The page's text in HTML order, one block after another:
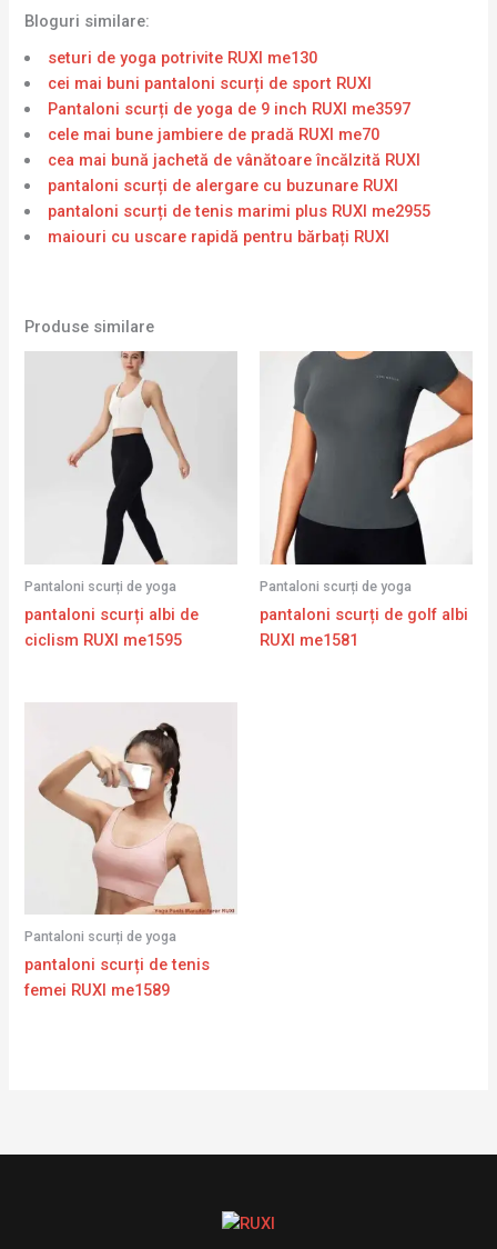
Bloguri similare:
seturi de yoga potrivite RUXI me130
cei mai buni pantaloni scurți de sport RUXI
Pantaloni scurți de yoga de 9 inch RUXI me3597
cele mai bune jambiere de pradă RUXI me70
cea mai bună jachetă de vânătoare încălzită RUXI
pantaloni scurți de alergare cu buzunare RUXI
pantaloni scurți de tenis marimi plus RUXI me2955
maiouri cu uscare rapidă pentru bărbați RUXI
Produse similare
Pantaloni scurți de yoga
pantaloni scurți albi de
ciclism RUXI me1595
Pantaloni scurți de yoga
pantaloni scurți de golf albi
RUXI me1581
Pantaloni scurți de yoga
pantaloni scurți de tenis
femei RUXI me1589